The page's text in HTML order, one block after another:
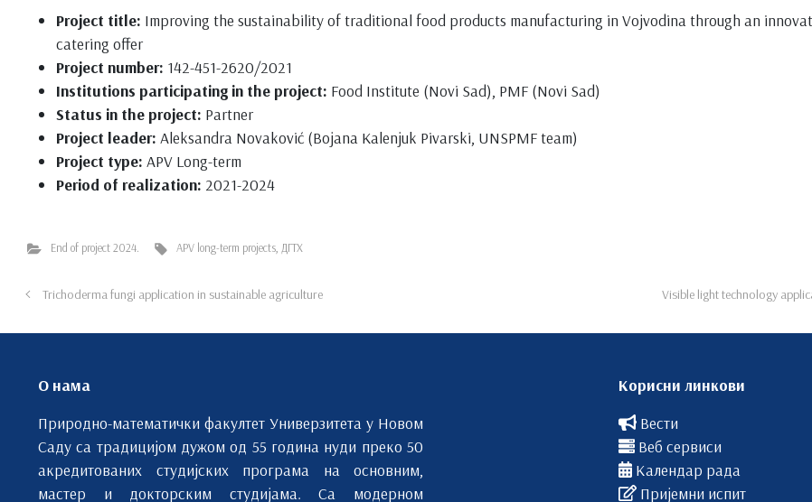
Project title: Improving the sustainability of traditional food products manufacturing in Vojvodina through an
catering offer
Project number: 142-451-2620/2021
Institutions participating in the project: Food Institute (Novi Sad), PMF (Novi Sad)
Status in the project: Partner
Project leader: Aleksandra Novaković (Bojana Kalenjuk Pivarski, UNSPMF team)
Project type: APV Long-term
Period of realization: 2021-2024
End of project 2024. APV long-term projects ДГТХ
Trichoderma fungi application in sustainable agriculture Visible light technology
О нама
Природно-математички факултет Универзитета у Новом
Саду са традицијом дужом од 55 година нуди преко 50
акредитованих студијских програма на основним,
мастер и докторским студијама. Са модерном
Корисни линкови
Вести
Веб сервиси
Календар рада
Пријемни испит